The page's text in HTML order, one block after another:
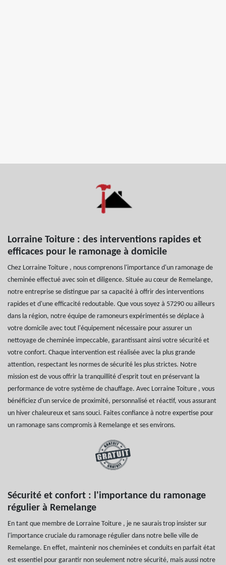
Lorraine Toiture : des interventions rapides et
efficaces pour le ramonage à domicile
Chez Lorraine Toiture , nous comprenons l'importance d'un ramonage de
cheminée effectué avec soin et diligence. Située au cœur de Remelange,
notre entreprise se distingue par sa capacité à offrir des interventions
rapides et d'une efficacité redoutable. Que vous soyez à 57290 ou ailleurs
dans la région, notre équipe de ramoneurs expérimentés se déplace à
votre domicile avec tout l'équipement nécessaire pour assurer un
nettoyage de cheminée impeccable, garantissant ainsi votre sécurité et
votre confort. Chaque intervention est réalisée avec la plus grande
attention, respectant les normes de sécurité les plus strictes. Notre
mission est de vous offrir la tranquillité d'esprit tout en préservant la
performance de votre système de chauffage. Avec Lorraine Toiture , vous
bénéficiez d'un service de proximité, personnalisé et réactif, vous assurant
un hiver chaleureux et sans souci. Faites confiance à notre expertise pour
un ramonage sans compromis à Remelange et ses environs.
Sécurité et confort : l'importance du ramonage
régulier à Remelange
En tant que membre de Lorraine Toiture , je ne saurais trop insister sur
l'importance cruciale du ramonage régulier dans notre belle ville de
Remelange. En effet, maintenir nos cheminées et conduits en parfait état
est essentiel pour garantir non seulement notre sécurité, mais aussi notre